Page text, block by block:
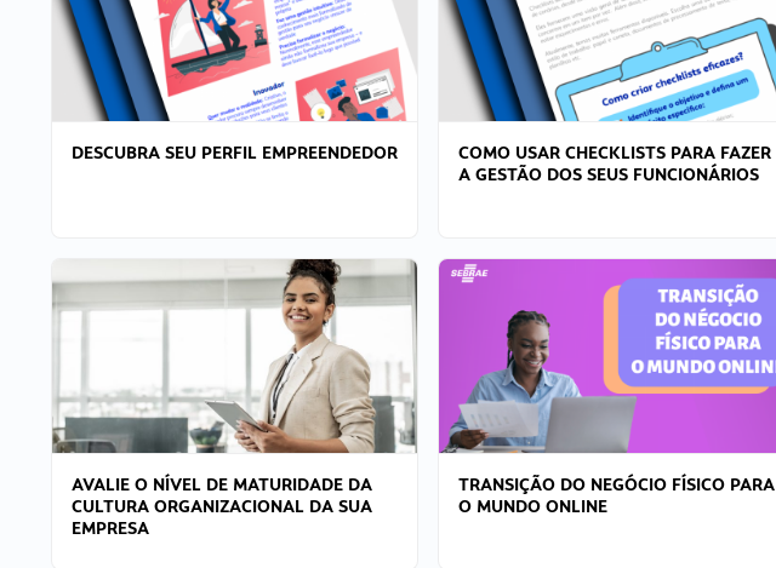
DESCUBRA SEU PERFIL EMPREENDEDOR
COMO USAR CHECKLISTS PARA FAZER
A GESTÃO DOS SEUS FUNCIONÁRIOS
AVALIE O NÍVEL DE MATURIDADE DA
CULTURA ORGANIZACIONAL DA SUA
EMPRESA
TRANSIÇÃO DO NEGÓCIO FÍSICO PARA
O MUNDO ONLINE